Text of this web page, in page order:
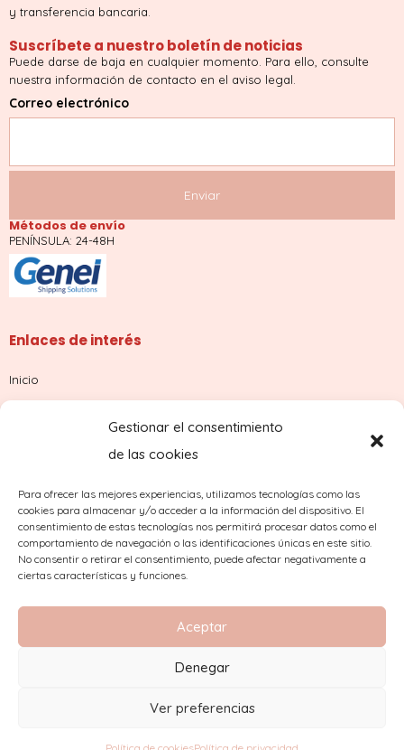
Gestionar el consentimiento
de las cookies
Para ofrecer las mejores experiencias, utilizamos tecnologías como las
cookies para almacenar y/o acceder a la información del dispositivo. El
consentimiento de estas tecnologías nos permitirá procesar datos como el
comportamiento de navegación o las identificaciones únicas en este sitio.
No consentir o retirar el consentimiento, puede afectar negativamente a
ciertas características y funciones.
Aceptar
Denegar
Ver preferencias
y transferencia bancaria.
Suscríbete a nuestro boletín de noticias
Puede darse de baja en cualquier momento. Para ello, consulte
nuestra información de contacto en el aviso legal.
Correo electrónico
Métodos de envío
PENÍNSULA: 24-48H
Enlaces de interés
Inicio
¿Dudas con tu pedido?
2023 Copyright © Comercial Mínguez
Condiciones de compra
Política de privacidad Política de venta